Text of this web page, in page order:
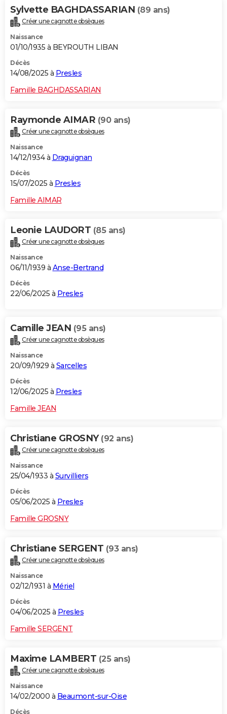
Sylvette BAGHDASSARIAN (89 ans)
Créer une cagnotte obsèques
Naissance
01/10/1935 à BEYROUTH LIBAN
Décès
14/08/2025 à Presles
Famille BAGHDASSARIAN
Raymonde AIMAR (90 ans)
Créer une cagnotte obsèques
Naissance
14/12/1934 à Draguignan
Décès
15/07/2025 à Presles
Famille AIMAR
Leonie LAUDORT (85 ans)
Créer une cagnotte obsèques
Naissance
06/11/1939 à Anse-Bertrand
Décès
22/06/2025 à Presles
Camille JEAN (95 ans)
Créer une cagnotte obsèques
Naissance
20/09/1929 à Sarcelles
Décès
12/06/2025 à Presles
Famille JEAN
Christiane GROSNY (92 ans)
Créer une cagnotte obsèques
Naissance
25/04/1933 à Survilliers
Décès
05/06/2025 à Presles
Famille GROSNY
Christiane SERGENT (93 ans)
Créer une cagnotte obsèques
Naissance
02/12/1931 à Mériel
Décès
04/06/2025 à Presles
Famille SERGENT
Maxime LAMBERT (25 ans)
Créer une cagnotte obsèques
Naissance
14/02/2000 à Beaumont-sur-Oise
Décès